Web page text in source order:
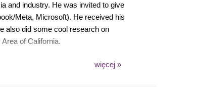
and industry. He was invited to give
Meta, Microsoft). He received his
also did some cool research on
of California.
więcej »